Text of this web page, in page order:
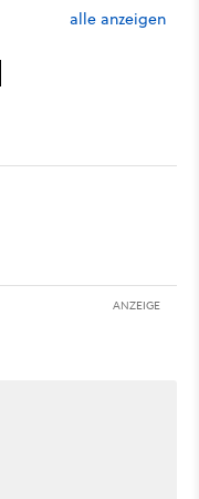
alle anzeigen
ANZEIGE